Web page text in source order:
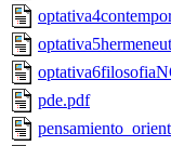
pde.pdf